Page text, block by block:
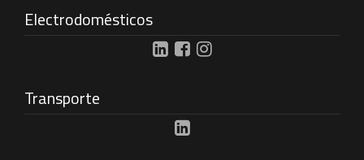
Electrodomésticos
Transporte